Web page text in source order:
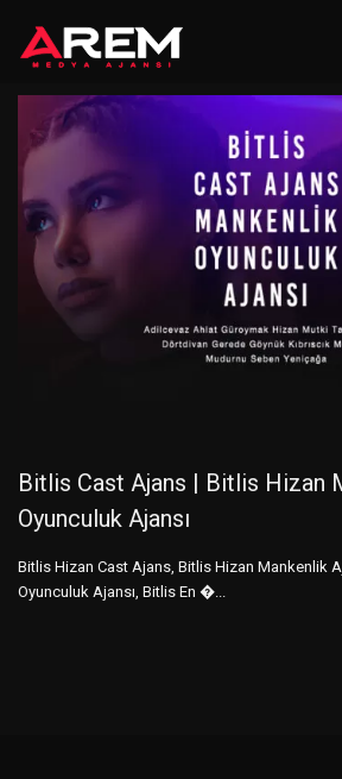
Bitlis Cast Ajans | Bitlis Hizan
Oyunculuk Ajansı
Bitlis Hizan Cast Ajans, Bitlis Hizan Mankenlik
Oyunculuk Ajansı, Bitlis En �...